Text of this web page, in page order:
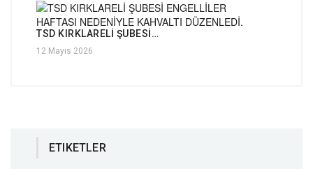
TSD KIRKLARELİ ŞUBESİ…
12 Mayıs 2026
ETIKETLER